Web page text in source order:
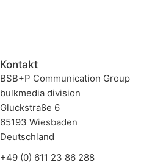
Kontakt
BSB+P Communication Group
bulkmedia division
Gluckstraße 6
65193 Wiesbaden
Deutschland
+49 (0) 611 23 86 288